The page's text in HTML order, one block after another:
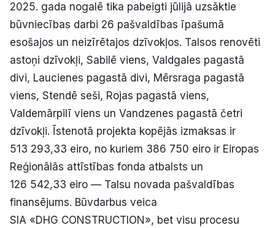
Kontakti
Ziņo redakcijai
E-avīze Abonē
2025. gada nogalē tika pabeigti jūlijā uzsāktie
būvniecības darbi 26 pašvaldības īpašumā
esošajos un neizīrētajos dzīvokļos. Talsos renovēti
astoņi dzīvokļi, Sabilē viens, Valdgales pagastā
divi, Laucienes pagastā divi, Mērsraga pagastā
viens, Stendē seši, Rojas pagastā viens,
Valdemārpilī viens un Vandzenes pagastā četri
dzīvokļi. Īstenotā projekta kopējās izmaksas ir
513 293,33 eiro, no kuriem 386 750 eiro ir Eiropas
Reģionālās attīstības fonda atbalsts un
126 542,33 eiro — Talsu novada pašvaldības
finansējums. Būvdarbus veica
SIA «DHG CONSTRUCTION», bet visu procesu